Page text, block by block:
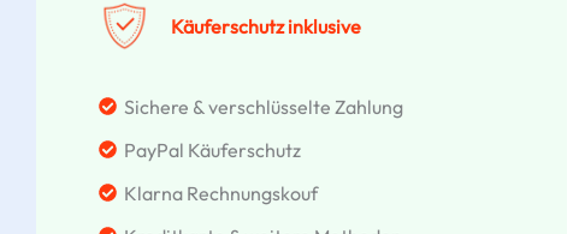
Käuferschutz inklusive
Sichere & verschlüsselte Zahlung
PayPal Käuferschutz
Klarna Rechnungskouf